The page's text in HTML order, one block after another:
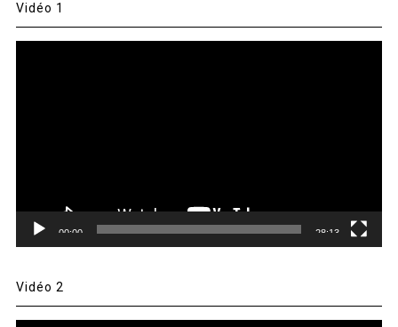
Vidéo 1
00:00 28:13
Vidéo 2